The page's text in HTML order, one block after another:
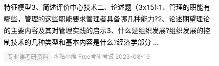
特征模型3、简述评价中心技术二、论述题（3x15):1、管理的职能有
哪些，管理的这些职能要求管理者具备哪几种能力?2、论述期望理论
的主要内容及其对管理实践的启示3、什么是组织发展?组织发展的控
制技术的几种类型和基本内容是什么?经济学部分 ...
专业课考研资料 本站小编 Free考研考试 2023-08-19